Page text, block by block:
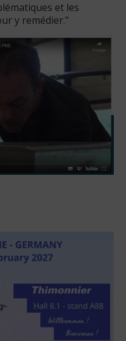
et les
y remédier."